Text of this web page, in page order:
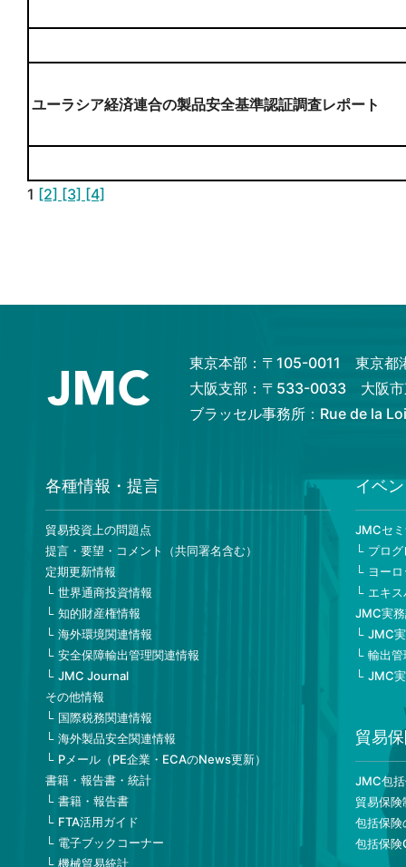
ユーラシア経済連合の製品安全基準認証調査レポート
1 [2] [3] [4]
東京本部：〒105-0011 東京都
大阪支部：〒533-0033 大阪市
ブラッセル事務所：Rue de la
各種情報・提言
貿易投資上の問題点
提言・要望・コメント（共同署名含む）
定期更新情報
世界通商投資情報
知的財産権情報
海外環境関連情報
安全保障輸出管理関連情報
JMC Journal
その他情報
国際税務関連情報
海外製品安全関連情報
Pメール（PE企業・ECAのNews更新）
書籍・報告書・統計
書籍・報告書
FTA活用ガイド
電子ブックコーナー
機械貿易統計
イベ
JMCセ
プロ
ヨー
エキ
JMC実
JMC
輸出
JMC
貿易
JMC包
貿易保険
包括保険
包括保険